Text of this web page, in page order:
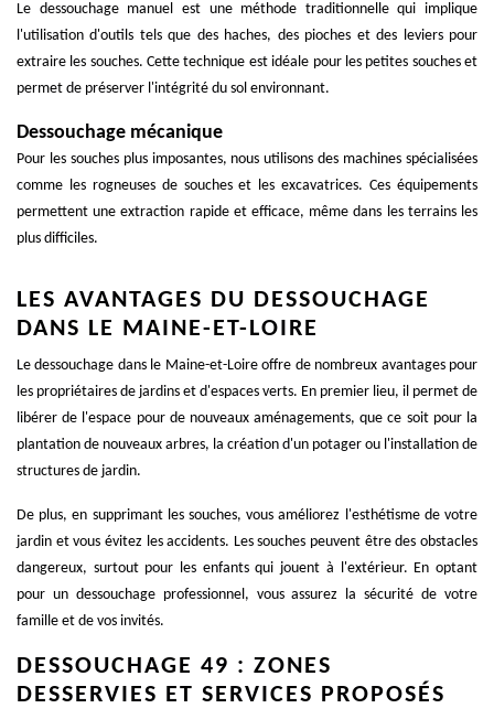
Le dessouchage manuel est une méthode traditionnelle qui implique
l'utilisation d'outils tels que des haches, des pioches et des leviers pour
extraire les souches. Cette technique est idéale pour les petites souches et
permet de préserver l'intégrité du sol environnant.
Dessouchage mécanique
Pour les souches plus imposantes, nous utilisons des machines spécialisées
comme les rogneuses de souches et les excavatrices. Ces équipements
permettent une extraction rapide et efficace, même dans les terrains les
plus difficiles.
LES AVANTAGES DU DESSOUCHAGE
DANS LE MAINE-ET-LOIRE
Le dessouchage dans le Maine-et-Loire offre de nombreux avantages pour
les propriétaires de jardins et d'espaces verts. En premier lieu, il permet de
libérer de l'espace pour de nouveaux aménagements, que ce soit pour la
plantation de nouveaux arbres, la création d'un potager ou l'installation de
structures de jardin.
De plus, en supprimant les souches, vous améliorez l'esthétisme de votre
jardin et vous évitez les accidents. Les souches peuvent être des obstacles
dangereux, surtout pour les enfants qui jouent à l'extérieur. En optant
pour un dessouchage professionnel, vous assurez la sécurité de votre
famille et de vos invités.
DESSOUCHAGE 49 : ZONES
DESSERVIES ET SERVICES PROPOSÉS